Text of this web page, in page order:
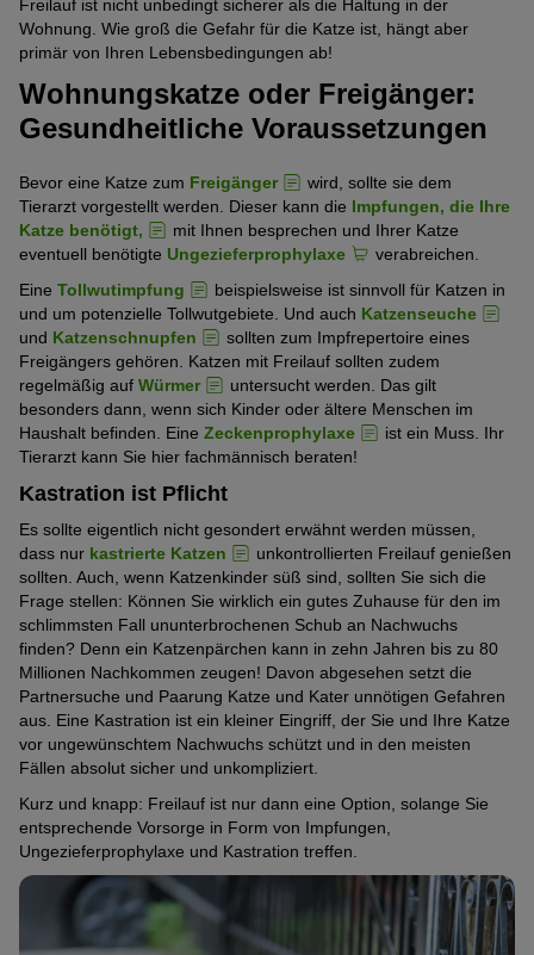
Freilauf ist nicht unbedingt sicherer als die Haltung in der
Wohnung. Wie groß die Gefahr für die Katze ist, hängt aber
primär von Ihren Lebensbedingungen ab!
Wohnungskatze oder Freigänger:
Gesundheitliche Voraussetzungen
Bevor eine Katze zum Freigänger
wird, sollte sie dem
Tierarzt vorgestellt werden. Dieser kann die Impfungen, die Ihre
Katze benötigt,
mit Ihnen besprechen und Ihrer Katze
eventuell benötigte Ungezieferprophylaxe
verabreichen.
Eine Tollwutimpfung
beispielsweise ist sinnvoll für Katzen in
und um potenzielle Tollwutgebiete. Und auch Katzenseuche
und Katzenschnupfen
sollten zum Impfrepertoire eines
Freigängers gehören. Katzen mit Freilauf sollten zudem
regelmäßig auf Würmer
untersucht werden. Das gilt
besonders dann, wenn sich Kinder oder ältere Menschen im
Haushalt befinden. Eine Zeckenprophylaxe
ist ein Muss. Ihr
Tierarzt kann Sie hier fachmännisch beraten!
Kastration ist Pflicht
Es sollte eigentlich nicht gesondert erwähnt werden müssen,
dass nur kastrierte Katzen
unkontrollierten Freilauf genießen
sollten. Auch, wenn Katzenkinder süß sind, sollten Sie sich die
Frage stellen: Können Sie wirklich ein gutes Zuhause für den im
schlimmsten Fall ununterbrochenen Schub an Nachwuchs
finden? Denn ein Katzenpärchen kann in zehn Jahren bis zu 80
Millionen Nachkommen zeugen! Davon abgesehen setzt die
Partnersuche und Paarung Katze und Kater unnötigen Gefahren
aus. Eine Kastration ist ein kleiner Eingriff, der Sie und Ihre Katze
vor ungewünschtem Nachwuchs schützt und in den meisten
Fällen absolut sicher und unkompliziert.
Kurz und knapp: Freilauf ist nur dann eine Option, solange Sie
entsprechende Vorsorge in Form von Impfungen,
Ungezieferprophylaxe und Kastration treffen.